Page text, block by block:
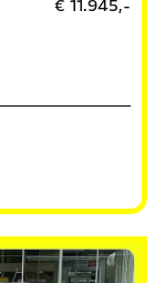
€ 11.945,-